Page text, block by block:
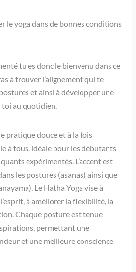
le yoga dans de bonnes conditions
tu es donc le bienvenu dans ce
à trouver l’alignement qui te
et ainsi à développer une
toi au quotidien.
pratique douce et à la fois
à tous, idéale pour les débutants
expérimentés. L’accent est
les postures (asanas) ainsi que
Le Hatha Yoga vise à
à améliorer la flexibilité, la
Chaque posture est tenue
permettant une
et une meilleure conscience